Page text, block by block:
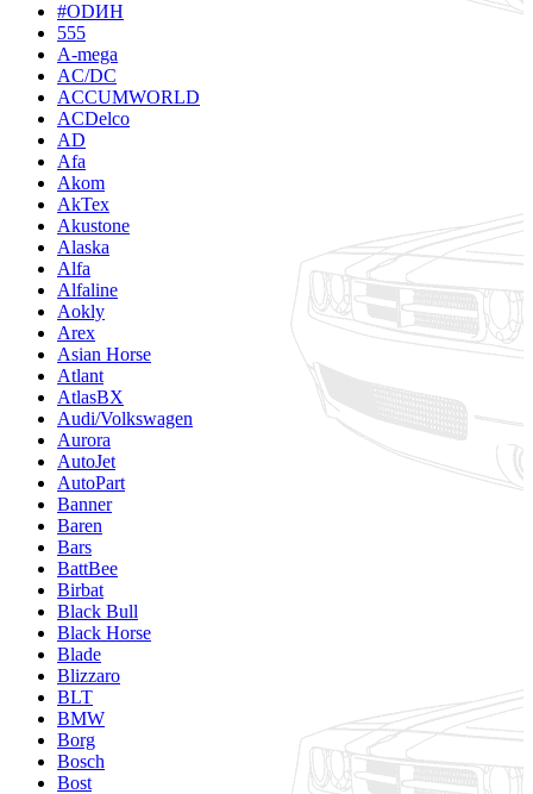
#ODИН
555
A-mega
AC/DC
ACCUMWORLD
ACDelco
AD
Afa
Akom
AkTex
Akustone
Alaska
Alfa
Alfaline
Aokly
Arex
Asian Horse
Atlant
AtlasBX
Audi/Volkswagen
Aurora
AutoJet
AutoPart
Banner
Baren
Bars
BattBee
Birbat
Black Bull
Black Horse
Blade
Blizzaro
BLT
BMW
Borg
Bosch
Bost